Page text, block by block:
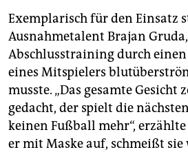
Exemplarisch für den Einsatz
Ausnahmetalent Brajan
Abschlusstraining durch
eines Mitspielers
musste. „Das gesamte Gesicht
gedacht, der spielt die
keinen Fußball mehr“,
er mit Maske auf, schmeißt sie